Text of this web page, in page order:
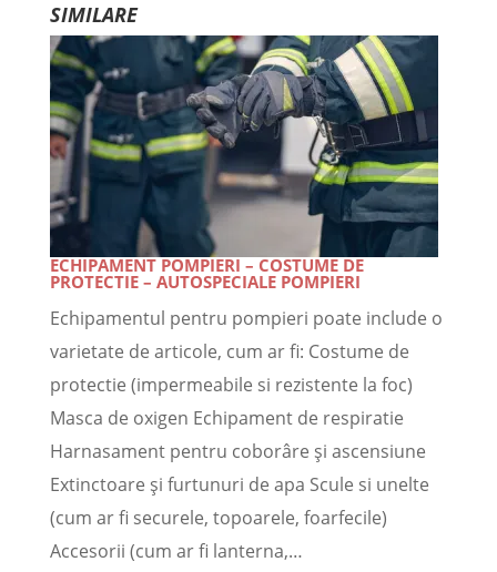
SIMILARE
ECHIPAMENT POMPIERI – COSTUME DE
PROTECTIE – AUTOSPECIALE POMPIERI
Echipamentul pentru pompieri poate include o
varietate de articole, cum ar fi: Costume de
protectie (impermeabile si rezistente la foc)
Masca de oxigen Echipament de respiratie
Harnasament pentru coborâre și ascensiune
Extinctoare și furtunuri de apa Scule si unelte
(cum ar fi securele, topoarele, foarfecile)
Accesorii (cum ar fi lanterna,…